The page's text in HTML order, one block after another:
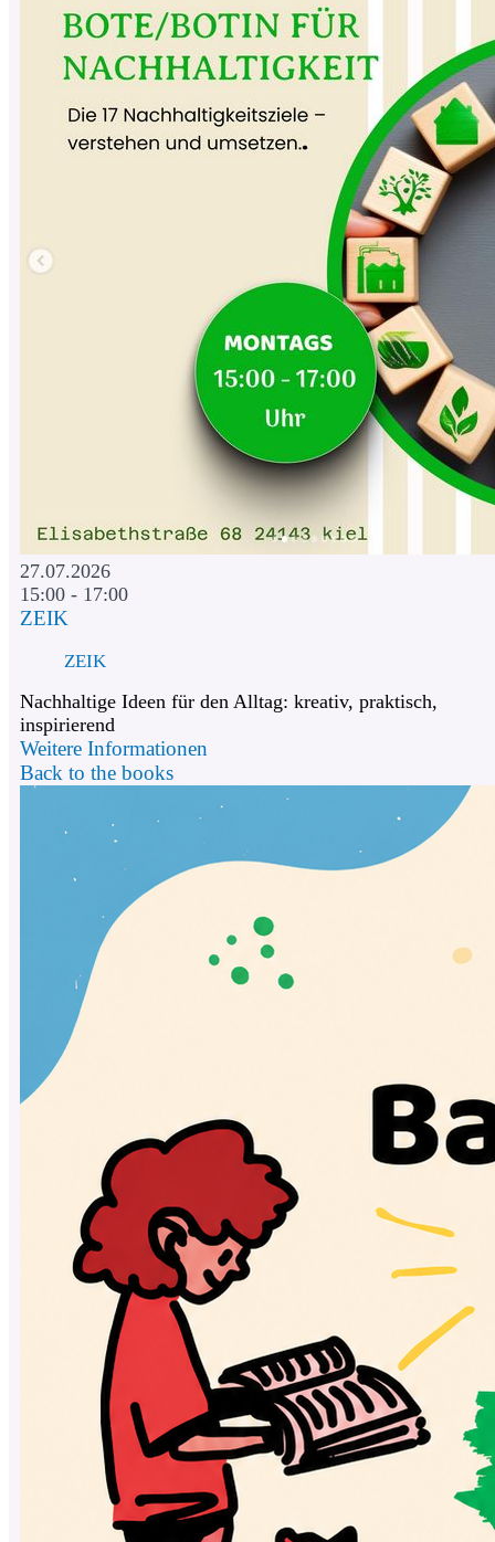
27.07.2026
15:00 - 17:00
ZEIK
ZEIK
Nachhaltige Ideen für den Alltag: kreativ, praktisch,
inspirierend
Weitere Informationen
Back to the books